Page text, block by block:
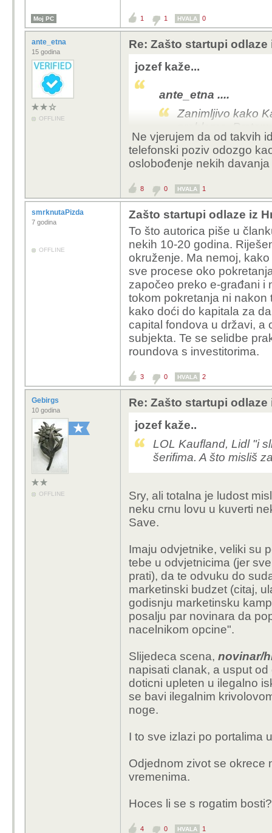
Moj PC 1 1 HVALA 0
ante_etna
15 godina
OFFLINE
Re: Zašto startupi
jozef kaže...
ante_etna ....
Zanimljivo kako
problema.
zemljišne knjige
pristupna cesta i
kolica. Nikakvih
LOL Kaufland, Lidl "i
šerifima. A što misliš
Problem je što
dosta veliki rizik. Ako
povući što će tek
i u Švedskoj i u
imune na to, samo je
podmazat sve, od
Ne vjerujem da od takvih
telefonski poziv odozgo
oslobođenje nekih
8 0 HVALA 1
smrknutaPizda
7 godina
OFFLINE
Zašto startupi odlaze iz
To što autorica piše u
nekih 10-20 godina.
okruženje. Ma nemoj,
sve procese oko
započeo preko e-građani i
tokom pokretanja ni nakon
kako doći do kapitala za
capital fondova u državi, a
subjekta. Te se selidbe
roundova s investitorima.
3 0 HVALA 2
Gebirgs
10 godina
OFFLINE
Re: Zašto startupi
jozef kaže..
LOL Kaufland, Lidl "i
šerifima. A što misliš
Sry, ali totalna je ludost
neku crnu lovu u kuverti
Save.
Imaju odvjetnike, veliki su
tebe u odvjetnicima (jer
prati), da te odvuku do
marketinski budzet (citaj,
godisnju marketinsku
posalju par novinara da
nacelnikom opcine".
Slijedeca scena, novinar/
napisati clanak, a usput
doticni upleten u ilegalno
se bavi ilegalnim
noge.
I to sve izlazi po portalima
Odjednom zivot se okrece
vremenima.
Hoces li se s rogatim
4 0 HVALA 1